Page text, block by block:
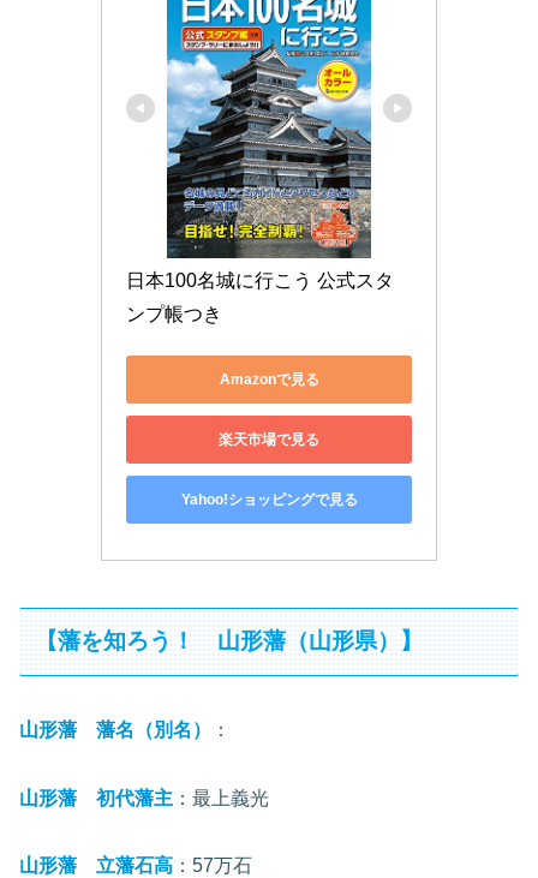
日本100名城に行こう 公式スタ
ンプ帳つき
Amazonで見る
楽天市場で見る
Yahoo!ショッピングで見る
【藩を知ろう！ 山形藩（山形県）】
山形藩 藩名（別名） ：
山形藩 初代藩主 ：最上義光
山形藩 立藩石高 ：57万石